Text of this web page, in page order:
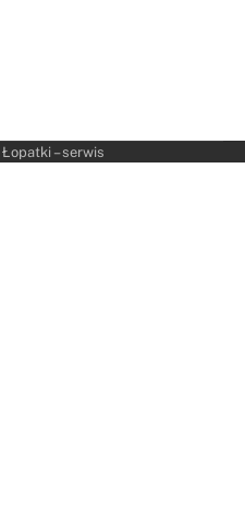
Łopatki – serwis